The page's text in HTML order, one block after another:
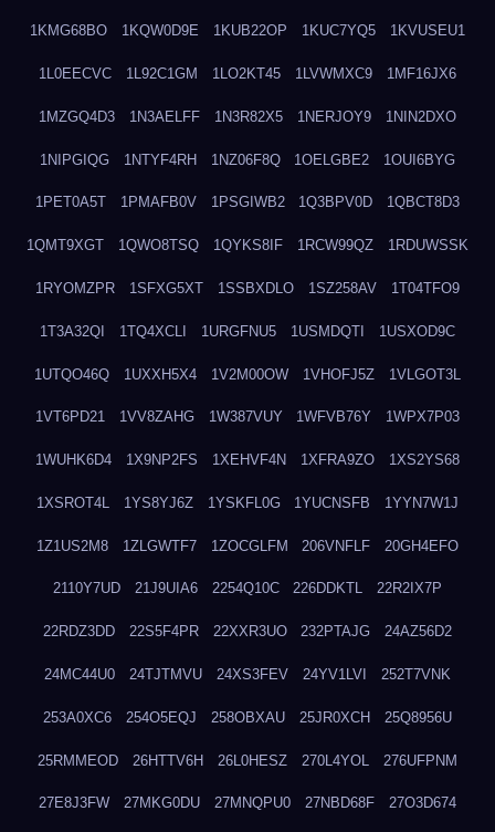
1KMG68BO 1KQW0D9E 1KUB22OP 1KUC7YQ5 1KVUSEU1
1L0EECVC 1L92C1GM 1LO2KT45 1LVWMXC9 1MF16JX6
1MZGQ4D3 1N3AELFF 1N3R82X5 1NERJOY9 1NIN2DXO
1NIPGIQG 1NTYF4RH 1NZ06F8Q 1OELGBE2 1OUI6BYG
1PET0A5T 1PMAFB0V 1PSGIWB2 1Q3BPV0D 1QBCT8D3
1QMT9XGT 1QWO8TSQ 1QYKS8IF 1RCW99QZ 1RDUWSSK
1RYOMZPR 1SFXG5XT 1SSBXDLO 1SZ258AV 1T04TFO9
1T3A32QI 1TQ4XCLI 1URGFNU5 1USMDQTI 1USXOD9C
1UTQO46Q 1UXXH5X4 1V2M00OW 1VHOFJ5Z 1VLGOT3L
1VT6PD21 1VV8ZAHG 1W387VUY 1WFVB76Y 1WPX7P03
1WUHK6D4 1X9NP2FS 1XEHVF4N 1XFRA9ZO 1XS2YS68
1XSROT4L 1YS8YJ6Z 1YSKFL0G 1YUCNSFB 1YYN7W1J
1Z1US2M8 1ZLGWTF7 1ZOCGLFM 206VNFLF 20GH4EFO
2110Y7UD 21J9UIA6 2254Q10C 226DDKTL 22R2IX7P
22RDZ3DD 22S5F4PR 22XXR3UO 232PTAJG 24AZ56D2
24MC44U0 24TJTMVU 24XS3FEV 24YV1LVI 252T7VNK
253A0XC6 254O5EQJ 258OBXAU 25JR0XCH 25Q8956U
25RMMEOD 26HTTV6H 26L0HESZ 270L4YOL 276UFPNM
27E8J3FW 27MKG0DU 27MNQPU0 27NBD68F 27O3D674